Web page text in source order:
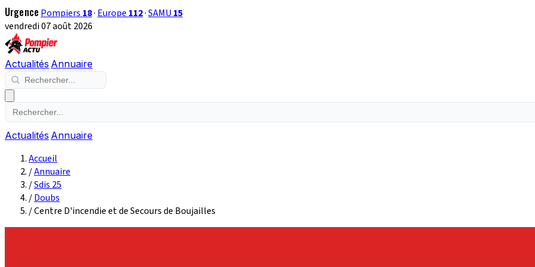
Urgence Pompiers 18· Europe 112·SAMU 15
vendredi 07 août 2026
Actualités Annuaire
Actualités Annuaire
Accueil
/Annuaire
/Sdis 25
/Doubs
/Centre D'incendie et de Secours de Boujailles